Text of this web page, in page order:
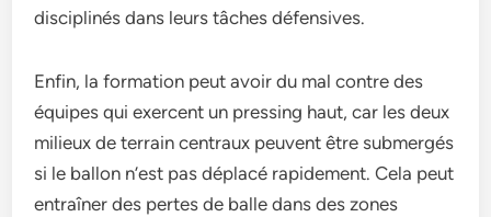
disciplinés dans leurs tâches défensives.
Enfin, la formation peut avoir du mal contre des
équipes qui exercent un pressing haut, car les deux
milieux de terrain centraux peuvent être submergés
si le ballon n’est pas déplacé rapidement. Cela peut
entraîner des pertes de balle dans des zones